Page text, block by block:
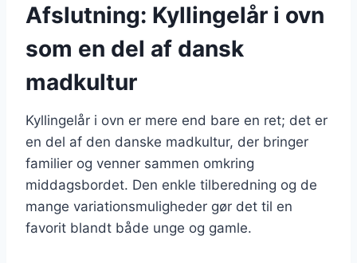
Afslutning: Kyllingelår i ovn
som en del af dansk
madkultur
Kyllingelår i ovn er mere end bare en ret; det er
en del af den danske madkultur, der bringer
familier og venner sammen omkring
middagsbordet. Den enkle tilberedning og de
mange variationsmuligheder gør det til en
favorit blandt både unge og gamle.